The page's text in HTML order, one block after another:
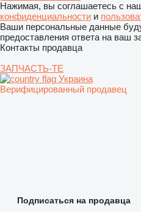
Нажимая, вы соглашаетесь с
конфиденциальности и
Ваши персональные данные
предоставления ответа на ваш
Контакты продавца
ЗАПЧАСТЬ-ТЕ
Украина
Верифицированный продавец
Подписаться на продавца